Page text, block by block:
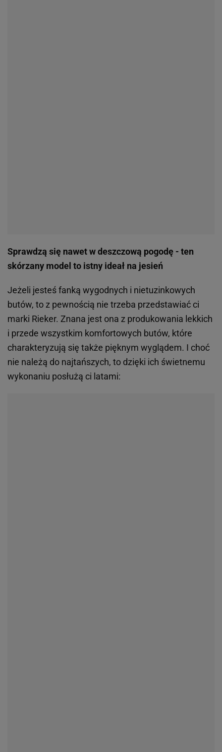
Sprawdzą się nawet w deszczową pogodę - ten
skórzany model to istny ideał na jesień
Jeżeli jesteś fanką wygodnych i nietuzinkowych
butów, to z pewnością nie trzeba przedstawiać ci
marki Rieker. Znana jest ona z produkowania lekkich
i przede wszystkim komfortowych butów, które
charakteryzują się także pięknym wyglądem. I choć
nie należą do najtańszych, to dzięki ich świetnemu
wykonaniu posłużą ci latami: